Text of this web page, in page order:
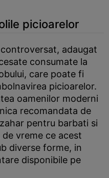
picioarelor
adaugat
consumate la
care poate fi
picioarelor.
oamenilor moderni
recomandata de
pentru barbati si
vreme ce acest
diverse forme, in
disponibile pe